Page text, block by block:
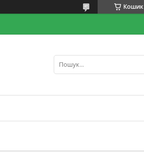
Кошик